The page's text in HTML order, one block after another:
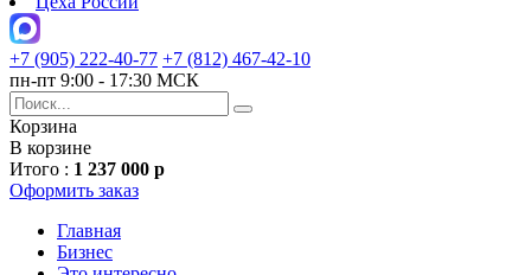
+7 (905) 222-40-77 +7 (812) 467-42-10
пн-пт 9:00 - 17:30 МСК
Корзина
В корзине
Итого : 1 237 000 р
Оформить заказ
Главная
Бизнес